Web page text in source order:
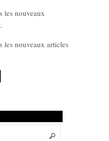
les nouveaux
les nouveaux articles